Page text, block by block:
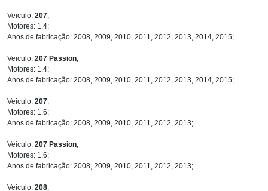
Veiculo: 207;
Motores: 1.4;
Anos de fabricação: 2008, 2009, 2010, 2011, 2012, 2013, 2014, 2015;
Veiculo: 207 Passion;
Motores: 1.4;
Anos de fabricação: 2008, 2009, 2010, 2011, 2012, 2013, 2014, 2015;
Veiculo: 207;
Motores: 1.6;
Anos de fabricação: 2008, 2009, 2010, 2011, 2012, 2013;
Veiculo: 207 Passion;
Motores: 1.6;
Anos de fabricação: 2008, 2009, 2010, 2011, 2012, 2013;
Veiculo: 208;